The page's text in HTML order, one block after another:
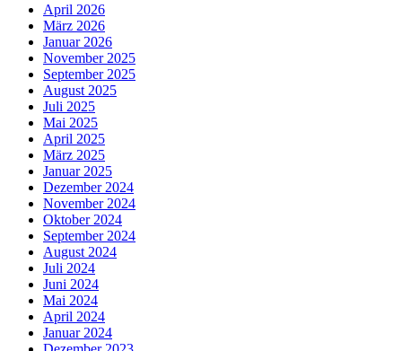
April 2026
März 2026
Januar 2026
November 2025
September 2025
August 2025
Juli 2025
Mai 2025
April 2025
März 2025
Januar 2025
Dezember 2024
November 2024
Oktober 2024
September 2024
August 2024
Juli 2024
Juni 2024
Mai 2024
April 2024
Januar 2024